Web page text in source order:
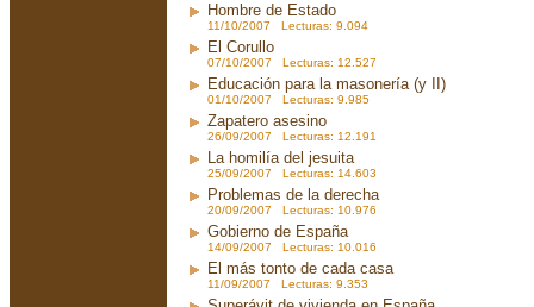
Hombre de Estado
11/10/2007 Lecturas: 9.094
El Corullo
07/10/2007 Lecturas: 12.527
Educación para la masonería (y II)
01/10/2007 Lecturas: 9.985
Zapatero asesino
26/09/2007 Lecturas: 12.191
La homilía del jesuita
25/09/2007 Lecturas: 14.603
Problemas de la derecha
20/09/2007 Lecturas: 10.976
Gobierno de España
14/09/2007 Lecturas: 10.016
El más tonto de cada casa
11/09/2007 Lecturas: 9.353